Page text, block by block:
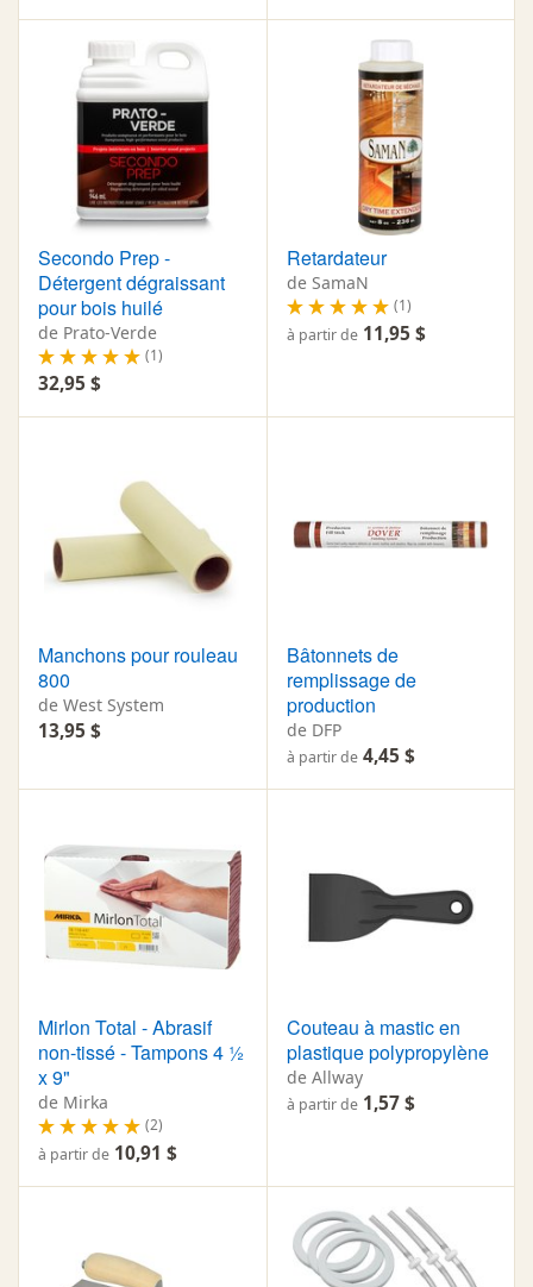
Secondo Prep -
Détergent dégraissant
pour bois huilé
de Prato-Verde
(1)
32,95 $
Retardateur
de SamaN
(1)
à partir de 11,95 $
Manchons pour rouleau
800
de West System
13,95 $
Bâtonnets de
remplissage de
production
de DFP
à partir de 4,45 $
Mirlon Total - Abrasif
non-tissé - Tampons 4 ½
x 9"
de Mirka
(2)
à partir de 10,91 $
Couteau à mastic en
plastique polypropylène
de Allway
à partir de 1,57 $